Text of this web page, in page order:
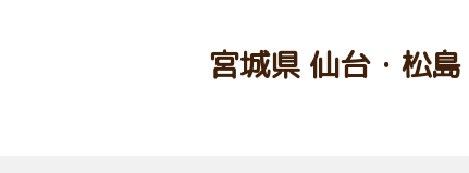
宮城県 仙台・松